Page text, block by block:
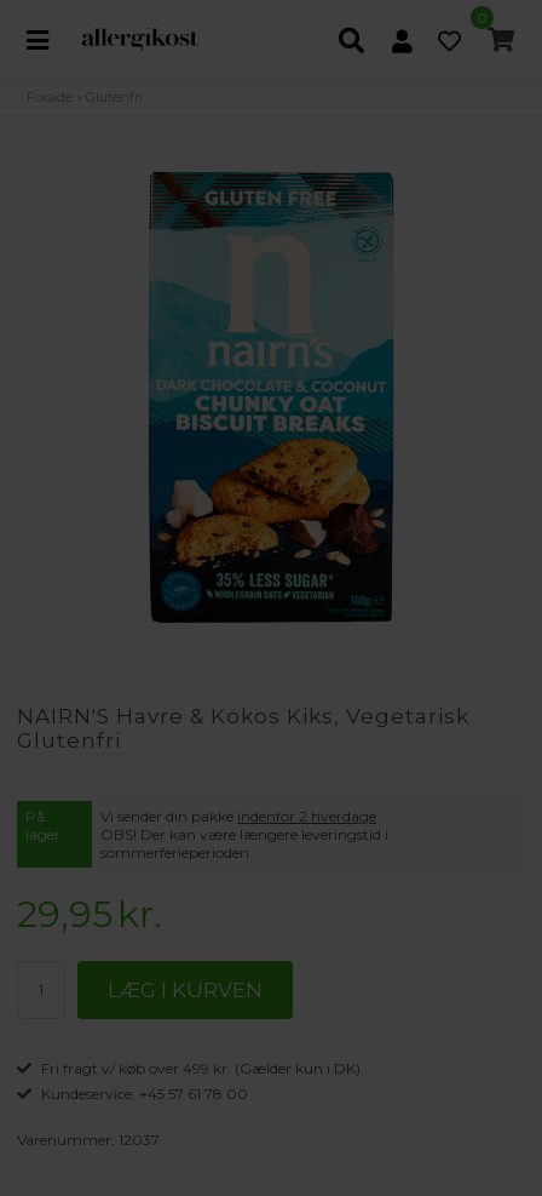
0
Forside »Glutenfri
NAIRN'S Havre & Kokos Kiks, Vegetarisk
Glutenfri
På
lager
Vi sender din pakke indenfor 2 hverdage
OBS! Der kan være længere leveringstid i
sommerferieperioden.
29,95 kr.
Fri fragt v/ køb over 499 kr. (Gælder kun i DK)
Kundeservice: +45 57 61 78 00
Varenummer:12037